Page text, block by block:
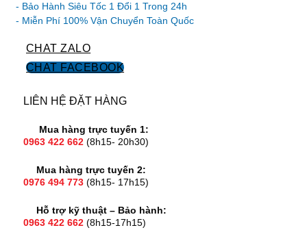
Bảo hành nơi sử dụng
- Bảo Hành Siêu Tốc 1 Đổi 1 Trong 24h
CHAT ZALO
CHAT FACEBOOK
LIÊN HỆ ĐẶT HÀNG
Mua hàng trực tuyến 1:
0963 422 662 (8h15- 20h30)
Mua hàng trực tuyến 2:
0976 494 773 (8h15- 17h15)
Hỗ trợ kỹ thuật – Bảo hành:
0963 422 662 (8h15-17h15)